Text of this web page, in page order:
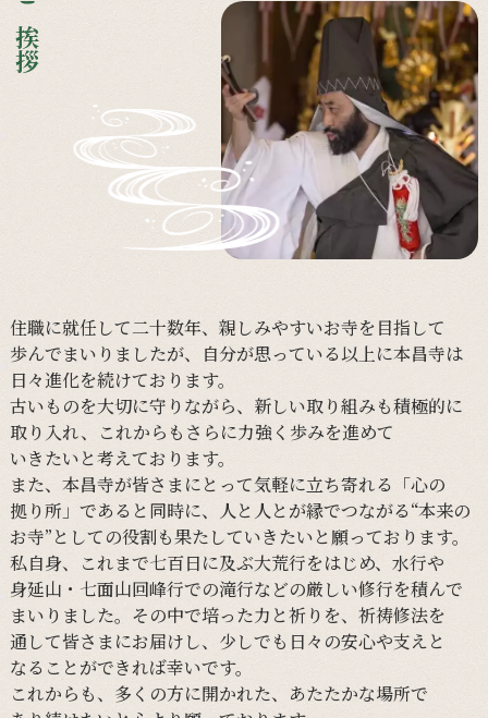
ご挨拶
住職に就任して二十数年、 親しみやすいお寺を目指して
歩んでまいりましたが、 自分が思っている以上に本昌寺は
日々進化を続けております。
古いものを大切に守りながら、 新しい取り組みも積極的に
取り入れ、
これからも さらに力強く 歩みを進めて
いきたいと考えております。
また、 本昌寺が皆さまにとって気軽に立ち寄れる 「心の
拠り所」であると同時に、 人と 人とが縁でつながる“本来の
お寺”と しての役割も果たしていきたいと願っております。
私自身、
これまで七百日に及ぶ大荒行をはじめ、 水行や
身延山・ 七面山回峰行での滝行などの厳しい修行を積んで
まいりました。 その中で培った力と祈りを、 祈祷修法を
通して皆さまにお届けし、 少しでも 日々の安心や支えと
なる ことができれば幸いです。
これからも、 多くの方に開かれた、 あたたかな場所で